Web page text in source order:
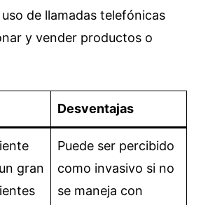
de llamadas telefónicas
y vender productos o
Desventajas
gran
Puede ser percibido
como invasivo si no
se maneja con